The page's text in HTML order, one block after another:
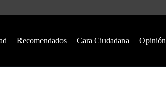
Recomendados Cara Ciudadana Opinión